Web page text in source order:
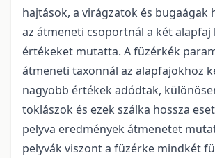
hajtások, a virágzatok és bugaágak
az átmeneti csoportnál a két alapfaj
értékeket mutatta. A füzérkék
átmeneti taxonnál az alapfajokhoz
nagyobb értékek adódtak,
toklászok és ezek szálka hossza
pelyva eredmények átmenetet
pelyvák viszont a füzérke mindkét